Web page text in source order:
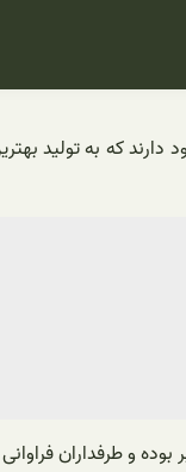
وجود دارند که به
و طرفداران فراوانی